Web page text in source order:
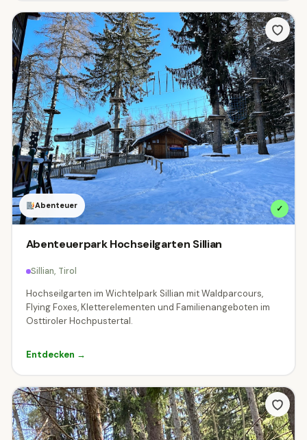
Abenteuer ✓
Abenteuerpark Hochseilgarten Sillian
Sillian, Tirol
Hochseilgarten im Wichtelpark Sillian mit Waldparcours,
Flying Foxes, Kletterelementen und Familienangeboten im
Osttiroler Hochpustertal.
Entdecken →